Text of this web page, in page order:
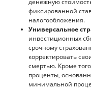
денежную
фиксированной
налогообложения.
Универсальное
инвестиционных
срочному
корректировать
смертью. Кроме
проценты,
минимальной